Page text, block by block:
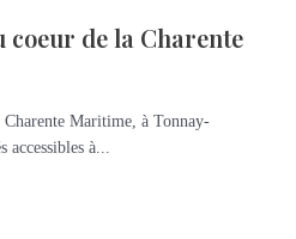
coeur de la Charente
Charente Maritime, à Tonnay-
accessibles à...